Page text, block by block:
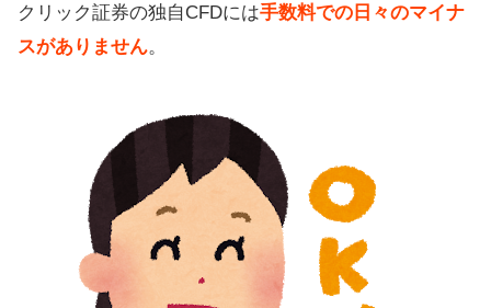
クリック証券の独自CFDには手数料での日々のマイナ
スがありません。